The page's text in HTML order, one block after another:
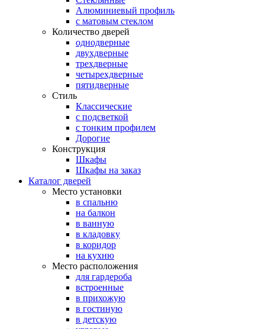
Алюминиевый профиль
с матовым стеклом
Количество дверей
однодверные
двухдверные
трехдверные
четырехдверные
пятидверные
Стиль
Классические
с подсветкой
с тонким профилем
Дорогие
Конструкция
Шкафы
Шкафы на заказ
Каталог дверей
Место установки
в спальню
на балкон
в ванную
в кладовку
в коридор
на кухню
Место расположения
для гардероба
встроенные
в прихожую
в гостиную
в детскую